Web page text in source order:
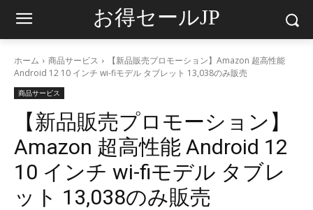
お得セールJP
ホーム 商品サービス
【新品販売プロモーション】Amazon 超高性能
Android 12 10 インチ wi-fiモデル タブレット 13,038のみ販売
商品サービス
【新品販売プロモーション】
Amazon 超高性能 Android 12
10 インチ wi-fiモデル タブレ
ット 13,038のみ販売